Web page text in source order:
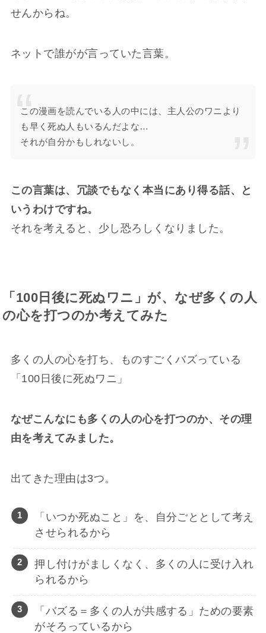
せんからね。
ネットで誰がが言っていた言葉。
この漫画を読んでいる人の中には、主人公のワニより
も早く死ぬ人もいるんだよな…
それが自分かもしれないし。
この言葉は、冗談でもなく本当にあり得る話、と
いうわけですね。
それを考えると、少し恐ろしくなりました。
「100日後に死ぬワニ」が、なぜ多くの人
の心を打つのか考えてみた
多くの人の心を打ち、ものすごくバズっている
「100日後に死ぬワニ」
なぜこんなにも多くの人の心を打つのか、その理
由を考えてみました。
出てきた理由は3つ。
「いつか死ぬこと」を、自分ごととして考え
させられるから
押し付けがましくなく、多くの人に受け入れ
られるから
「バズる＝多くの人が共感する」ための要素
がそろっているから